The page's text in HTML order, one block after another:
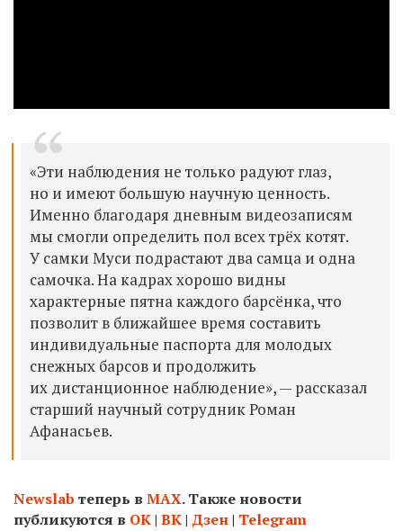
«Эти наблюдения не только радуют глаз,
но и имеют большую научную ценность.
Именно благодаря дневным видеозаписям
мы смогли определить пол всех трёх котят.
Усамки Муси подрастают два самца и одна
самочка. На кадрах хорошо видны
характерные пятна каждого барсёнка, что
позволит в ближайшее время составить
индивидуальные паспорта для молодых
снежных барсов и продолжить
их дистанционное наблюдение»,— рассказал
старший научный сотрудник Роман
Афанасьев.
Newslab теперь в МАХ. Также новости
публикуются в ОК| ВК| Дзен| Telegram